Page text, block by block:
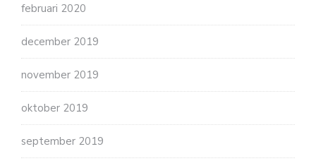
februari 2020
december 2019
november 2019
oktober 2019
september 2019